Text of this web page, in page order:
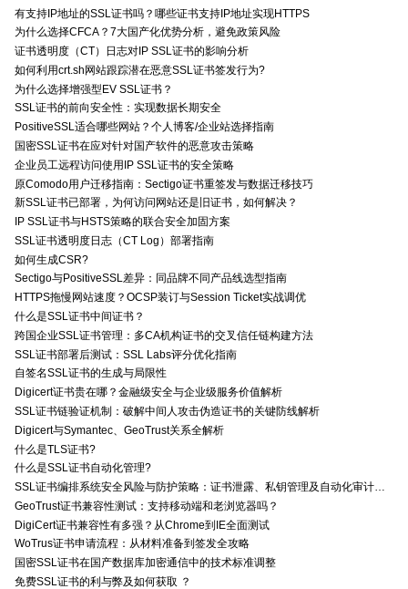
有支持IP地址的SSL证书吗？哪些证书支持IP地址实现HTTPS
为什么选择CFCA？7大国产化优势分析，避免政策风险
证书透明度（CT）日志对IP SSL证书的影响分析
如何利用crt.sh网站跟踪潜在恶意SSL证书签发行为?
为什么选择增强型EV SSL证书？
SSL证书的前向安全性：实现数据长期安全
PositiveSSL适合哪些网站？个人博客/企业站选择指南
国密SSL证书在应对针对国产软件的恶意攻击策略
企业员工远程访问使用IP SSL证书的安全策略
原Comodo用户迁移指南：Sectigo证书重签发与数据迁移技巧
新SSL证书已部署，为何访问网站还是旧证书，如何解决？
IP SSL证书与HSTS策略的联合安全加固方案
SSL证书透明度日志（CT Log）部署指南
如何生成CSR?
Sectigo与PositiveSSL差异：同品牌不同产品线选型指南
HTTPS拖慢网站速度？OCSP装订与Session Ticket实战调优
什么是SSL证书中间证书？
跨国企业SSL证书管理：多CA机构证书的交叉信任链构建方法
SSL证书部署后测试：SSL Labs评分优化指南
自签名SSL证书的生成与局限性
Digicert证书贵在哪？金融级安全与企业级服务价值解析
SSL证书链验证机制：破解中间人攻击伪造证书的关键防线解析
Digicert与Symantec、GeoTrust关系全解析
什么是TLS证书?
什么是SSL证书自动化管理?
SSL证书编排系统安全风险与防护策略：证书泄露、私钥管理及自动化审计技术要点
GeoTrust证书兼容性测试：支持移动端和老浏览器吗？
DigiCert证书兼容性有多强？从Chrome到IE全面测试
WoTrus证书申请流程：从材料准备到签发全攻略
国密SSL证书在国产数据库加密通信中的技术标准调整
免费SSL证书的利与弊及如何获取 ？